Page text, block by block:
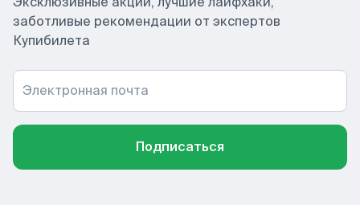
заботливые рекомендации от экспертов
Купибилета
Электронная почта
Подписаться